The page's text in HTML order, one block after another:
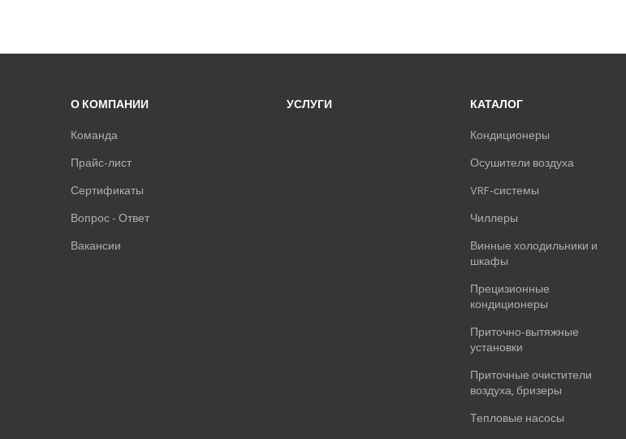
О КОМПАНИИ
Команда
Прайс-лист
Сертификаты
Вопрос - Ответ
Вакансии
УСЛУГИ
КАТАЛОГ
Кондиционеры
Осушители воздуха
VRF-системы
Чиллеры
Винные холодильники и
шкафы
Прецизионные
кондиционеры
Приточно-вытяжные
установки
Приточные очистители
воздуха, бризеры
Тепловые насосы